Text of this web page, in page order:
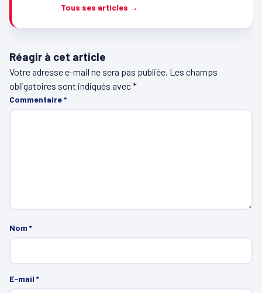
Tous ses articles →
Réagir à cet article
Votre adresse e-mail ne sera pas publiée. Les champs
obligatoires sont indiqués avec*
Commentaire*
Nom *
E-mail *